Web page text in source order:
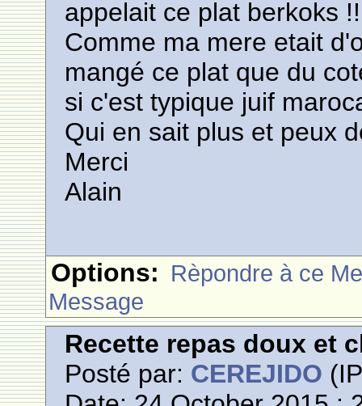
appelait ce plat berkoks !!
Comme ma mere etait
mangé ce plat que du
si c'est typique juif
Qui en sait plus et peux
Merci
Alain
Options: Rèpondre à ce
Message
Recette repas doux et
Posté par: CEREJIDO